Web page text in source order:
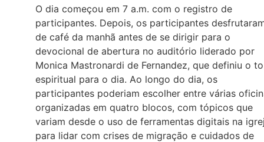
O dia começou em 7 a.m. com o registro de
participantes. Depois, os participantes
de café da manhã antes de se dirigir para o
devocional de abertura no auditório liderado por
Monica Mastronardi de Fernandez, que definiu o
espiritual para o dia. Ao longo do dia, os
participantes poderiam escolher entre várias
organizadas em quatro blocos, com tópicos que
variam desde o uso de ferramentas digitais na
para lidar com crises de migração e cuidados de